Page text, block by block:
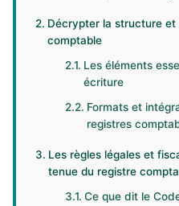
Décrypter la structure et
comptable
Les éléments
écriture
Formats et
registres
Les règles légales et
tenue du registre
Ce que dit le